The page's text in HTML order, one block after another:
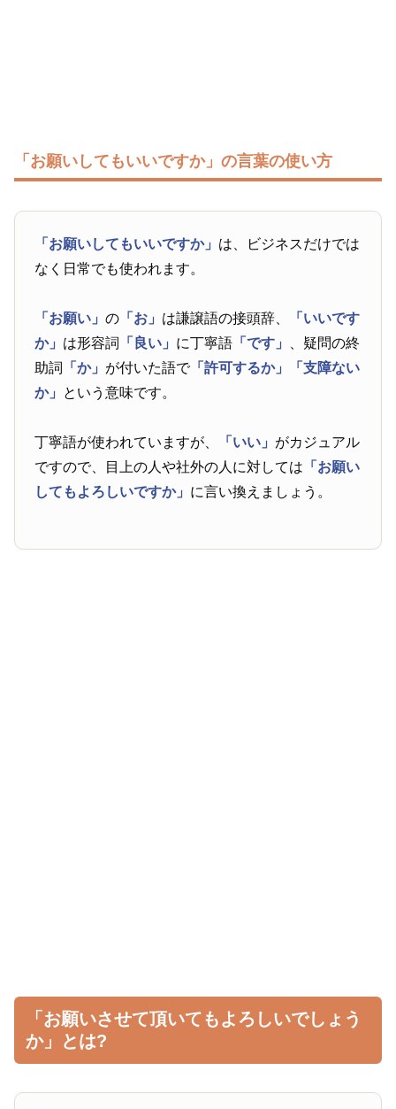
「お願いしてもいいですか」の言葉の使い方
「お願いしてもいいですか」 は、ビジネスだけでは
なく日常でも使われます。
「お願い」の 「お」 は謙譲語の接頭辞、
「いいです
か」 は形容詞 「良い」 に丁寧語 「です」
、疑問の終
助詞
「か」 が付いた語で「許可するか」
「支障ない
か」 という意味です。
丁寧語が使われていますが、 「いい」 がカジュアル
ですので、目上の人や社外の人に対しては 「お願い
してもよろしいですか」 に言い換えましょう。
「お願いさせて頂いてもよろしいでしょう
か」とは?